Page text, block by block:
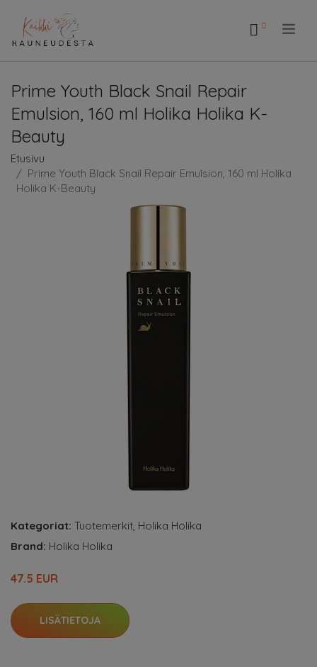
Prime Youth Black Snail Repair
Emulsion, 160 ml Holika Holika K-
Beauty
Etusivu
Prime Youth Black Snail Repair Emulsion, 160 ml Holika
Holika K-Beauty
Kategoriat: Tuotemerkit, Holika Holika
Brand: Holika Holika
47.5 EUR
LISÄTIETOJA